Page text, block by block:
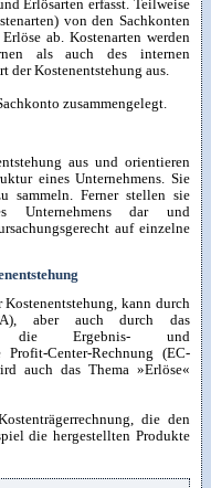
Erlösarten erfasst. Teilweise
von den Sachkonten
ab. Kostenarten werden
als auch des internen
der Kostenentstehung aus.
zusammengelegt.
aus und orientieren
eines Unternehmens. Sie
sammeln. Ferner stellen sie
Unternehmens dar und
auf einzelne
Kostenentstehung, kann durch
aber auch durch das
die Ergebnis- und
Center-Rechnung (EC-
auch das Thema »Erlöse«
die den
die hergestellten Produkte